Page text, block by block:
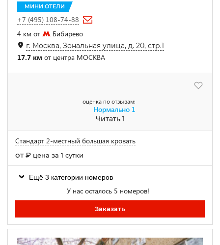
МИНИ ОТЕЛИ
+7 (495) 108-74-88
4 км от
Бибирево
г. Москва, Зональная улица, д. 20, стр.1
17.7 км от центра МОСКВА
оценка по отзывам:
Нормально 1
Читать 1
Стандарт 2-местный большая кровать
от₽ цена за 1 сутки
Ещё 3 категории номеров
У нас осталось 5 номеров!
Заказать